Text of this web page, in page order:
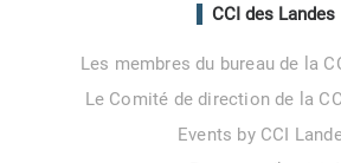
CCI des Landes
Les membres du bureau de la
Le Comité de direction de la
Events by CCI